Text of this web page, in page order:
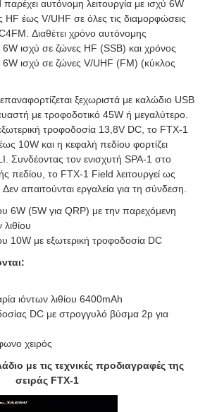
αυτόνομη λειτουργία με ισχύ 6W
HF έως V/UHF σε όλες τις διαμορφώσεις
Διαθέτει χρόνο αυτόνομης
ισχύ σε ζώνες HF (SSB) και χρόνος
6W ισχύ σε ζώνες V/UHF (FM) (κύκλος
ξεχωριστά με καλώδιο USB
με τροφοδοτικό 45W ή μεγαλύτερο.
τροφοδοσία 13,8V DC, το FTX-1
10W και η κεφαλή πεδίου φορτίζει
Συνδέοντας τον ενισχυτή SPA-1 στο
πεδίου, το FTX-1 Field λειτουργεί ως
Δεν απαιτούνται εργαλεία για τη σύνδεση.
6W (5W για QRP) με την παρεχόμενη
10W με εξωτερική τροφοδοσία DC
ιόντων λιθίου 6400mAh
DC με στρογγυλό βύσμα 2p για
χειρός
με τις τεχνικές προδιαγραφές της
σειράς FTX-1